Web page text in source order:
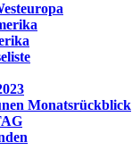
Monatsrückblick